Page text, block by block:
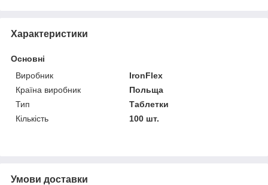
Характеристики
Основні
Виробник
IronFlex
Країна виробник
Польща
Тип
Таблетки
Кількість
100 шт.
Умови доставки